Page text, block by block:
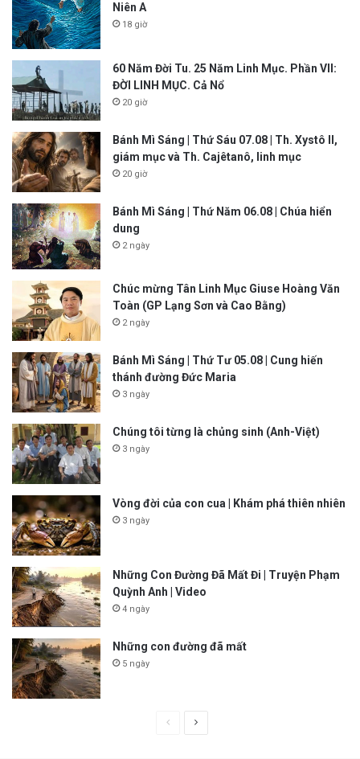
Niên A
18 giờ
60 Năm Đời Tu. 25 Năm Linh Mục. Phần VII:
ĐỜI LINH MỤC. Cả Nổ
20 giờ
Bánh Mì Sáng | Thứ Sáu 07.08 | Th. Xystô II,
giám mục và Th. Cajêtanô, linh mục
20 giờ
Bánh Mì Sáng | Thứ Năm 06.08 | Chúa hiển
dung
2 ngày
Chúc mừng Tân Linh Mục Giuse Hoàng Văn
Toàn (GP Lạng Sơn và Cao Bằng)
2 ngày
Bánh Mì Sáng | Thứ Tư 05.08 | Cung hiến
thánh đường Đức Maria
3 ngày
Chúng tôi từng là chủng sinh (Anh-Việt)
3 ngày
Vòng đời của con cua | Khám phá thiên nhiên
3 ngày
Những Con Đường Đã Mất Đi | Truyện Phạm
Quỳnh Anh | Video
4 ngày
Những con đường đã mất
5 ngày